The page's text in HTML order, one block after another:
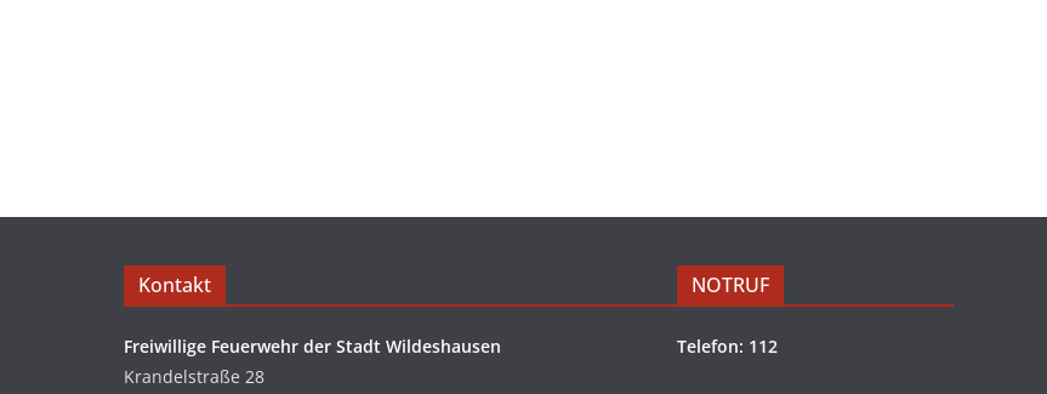
Kontakt
Freiwillige Feuerwehr der Stadt Wildeshausen
Krandelstraße 28
NOTRUF
Telefon: 112